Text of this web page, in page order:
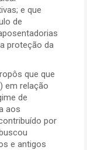
e que
de
proteção da
que que
em relação
de
aos
por
e antigos